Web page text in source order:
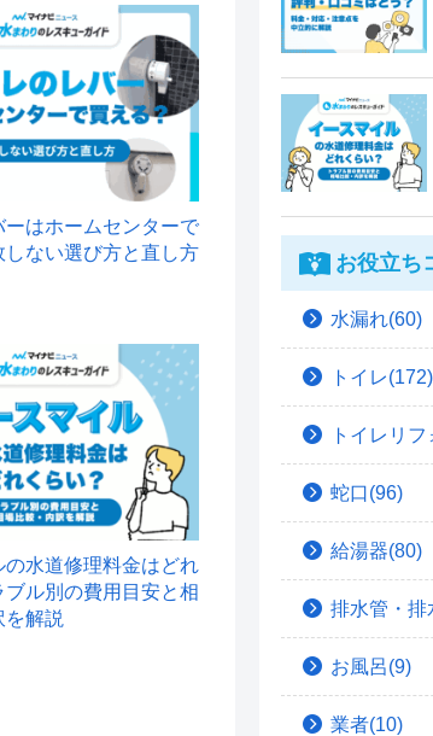
ーはホームセンターで
しない選び方と直し方
の水道修理料金はどれ
ブル別の費用目安と相
を解説
お役立ち
水漏れ(60)
トイレ(172)
トイレリ
蛇口(96)
給湯器(80)
排水管・排
お風呂(9)
業者(10)